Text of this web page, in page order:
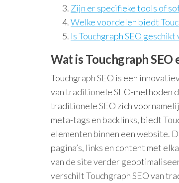
Zijn er specifieke tools of
Welke voordelen biedt
Is Touchgraph SEO
Wat is Touchgraph
Touchgraph SEO is een
van traditionele SEO-methoden
traditionele SEO zich
meta-tags en backlinks, biedt
elementen binnen een website.
pagina’s, links en content met
van de site verder
verschilt Touchgraph SEO van